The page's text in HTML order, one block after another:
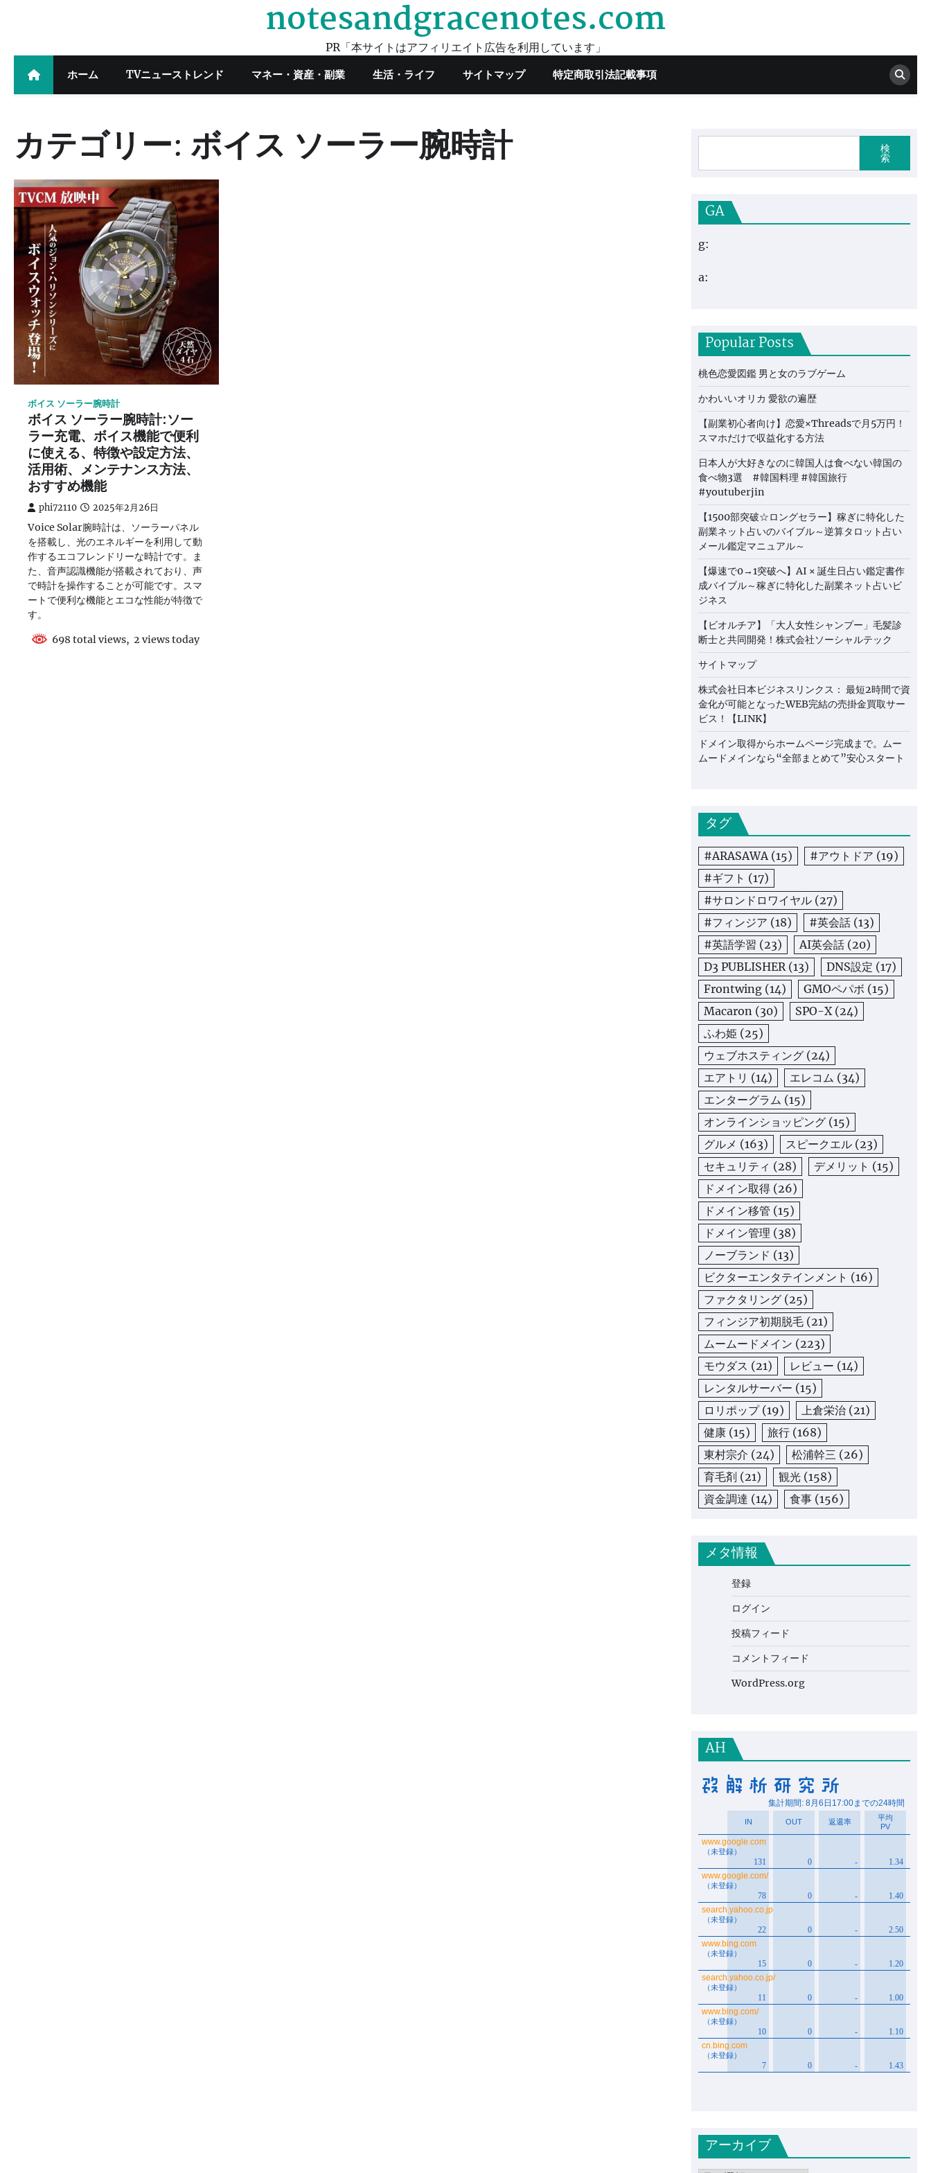
notesandgracenotes.com
PR「本サイトはアフィリエイト広告を利用しています」
ホーム TVニューストレンド マネー・資産・副業 生活・ライフ サイトマップ 特定商取引法記載事項
カテゴリー: ボイス ソーラー腕時計
ボイス ソーラー腕時計
ボイス ソーラー腕時計:ソー
ラー充電、ボイス機能で便利
に使える、特徴や設定方法、
活用術、メンテナンス方法、
おすすめ機能
phi72110 2025年2月26日
Voice Solar腕時計は、ソーラーパネル
を搭載し、光のエネルギーを利用して動
作するエコフレンドリーな時計です。ま
た、音声認識機能が搭載されており、声
で時計を操作することが可能です。スマ
ートで便利な機能とエコな性能が特徴で
す。
698 total views, 2 views today
検
索
GA
g:
a:
Popular Posts
桃色恋愛図鑑 男と女のラブゲーム
かわいいオリカ 愛欲の遍歴
【副業初心者向け】恋愛×Threadsで月5万円！
スマホだけで収益化する方法
日本人が大好きなのに韓国人は食べない韓国の
食べ物3選 #韓国料理 #韓国旅行
#youtuberjin
【1500部突破☆ロングセラー】稼ぎに特化した
副業ネット占いのバイブル～逆算タロット占い
メール鑑定マニュアル～
【爆速で0→1突破へ】AI × 誕生日占い鑑定書作
成バイブル～稼ぎに特化した副業ネット占いビ
ジネス
【ビオルチア】「大人女性シャンプー」毛髪診
断士と共同開発！株式会社ソーシャルテック
サイトマップ
株式会社日本ビジネスリンクス： 最短2時間で資
金化が可能となったWEB完結の売掛金買取サー
ビス！【LINK】
ドメイン取得からホームページ完成まで。ムー
ムードメインなら“全部まとめて”安心スタート
タグ
#ARASAWA(15) #アウトドア (19)
#ギフト (17)
#サロンドロワイヤル (27)
#フィンジア (18) #英会話 (13)
#英語学習 (23) AI英会話 (20)
D3 PUBLISHER(13) DNS設定 (17)
Frontwing (14) GMOペパボ (15)
Macaron (30) SPO-X(24)
ふわ姫 (25)
ウェブホスティング (24)
エアトリ (14) エレコム (34)
エンターグラム (15)
オンラインショッピング (15)
グルメ (163) スピークエル (23)
セキュリティ (28) デメリット (15)
ドメイン取得 (26)
ドメイン移管 (15)
ドメイン管理 (38)
ノーブランド (13)
ビクターエンタテインメント (16)
ファクタリング (25)
フィンジア初期脱毛 (21)
ムームードメイン (223)
モウダス (21) レビュー (14)
レンタルサーバー (15)
ロリポップ(19) 上倉栄治 (21)
健康 (15) 旅行 (168)
東村宗介 (24) 松浦幹三 (26)
育毛剤 (21) 観光 (158)
資金調達 (14) 食事 (156)
メタ情報
登録
ログイン
投稿フィード
コメントフィード
WordPress.org
AH
アーカイブ